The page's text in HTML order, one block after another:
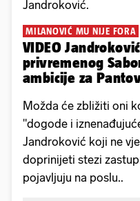
Jandroković.
MILANOVIĆ MU NIJE FORA
VIDEO
privremenog
ambicije za
Možda će zbližiti oni
"dogode i
Jandroković koji ne
doprinijeti stezi
pojavljuju na poslu..